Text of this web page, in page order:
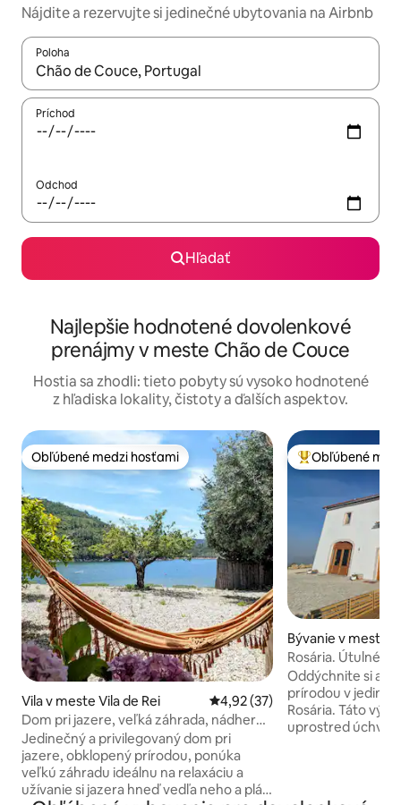
Nájdite a rezervujte si jedinečné ubytovania na Airbnb
Poloha
Keď budú výsledky k dispozícii, môžete si ich prechádzať
Príchod
Odchod
Hľadať
Najlepšie hodnotené dovolenkové
prenájmy v meste Chão de Couce
Hostia sa zhodli: tieto pobyty sú vysoko hodnotené
z hľadiska lokality, čistoty a ďalších aspektov.
Obľúbené medzi hosťami
Obľúbené medzi hosťami
Vila v meste Vila de Rei Priemerné ohodnotenie 4,92
4,92 (37)
Dom pri jazere, veľká záhrada, nádherný
výhľad, víriviéra
Jedinečný a privilegovaný dom pri
jazere, obklopený prírodou, ponúka
veľkú záhradu ideálnu na relaxáciu a
užívanie si jazera hneď vedľa neho a pláž
Najobľúbenejšie
Obľúbené
Bývanie v meste
ria
Rosária. Útulné
výhľady, v lete
Oddýchnite si a
prírodou v
Rosária. Táto
uprostred